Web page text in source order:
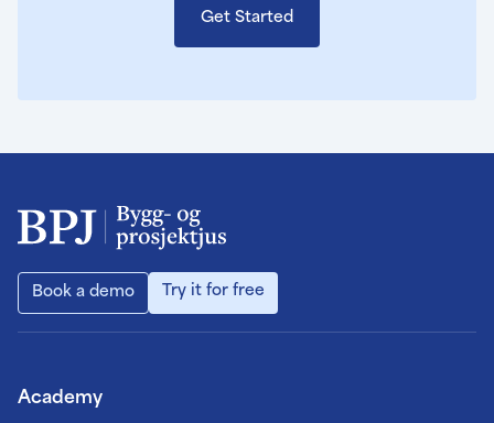
Get Started
Book a demo Try it for free
Academy